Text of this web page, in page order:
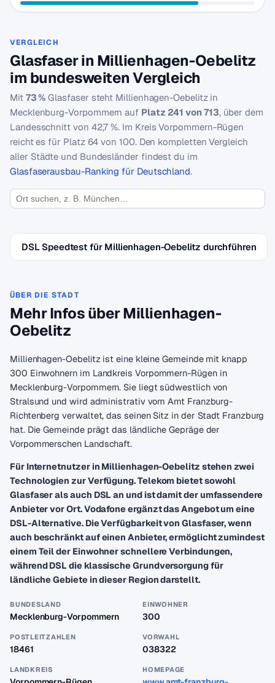
VERGLEICH
Glasfaser in Millienhagen-Oebelitz
im bundesweiten Vergleich
Mit 73 % Glasfaser steht Millienhagen-Oebelitz in
Mecklenburg-Vorpommern auf Platz 241 von 713, über dem
Landesschnitt von 42,7 %. Im Kreis Vorpommern-Rügen
reicht es für Platz 64 von 100. Den kompletten Vergleich
aller Städte und Bundesländer findest du im
Glasfaserausbau-Ranking für Deutschland.
DSL Speedtest für Millienhagen-Oebelitz durchführen
ÜBER DIE STADT
Mehr Infos über Millienhagen-
Oebelitz
Millienhagen-Oebelitz ist eine kleine Gemeinde mit knapp
300 Einwohnern im Landkreis Vorpommern-Rügen in
Mecklenburg-Vorpommern. Sie liegt südwestlich von
Stralsund und wird administrativ vom Amt Franzburg-
Richtenberg verwaltet, das seinen Sitz in der Stadt Franzburg
hat. Die Gemeinde prägt das ländliche Gepräge der
Vorpommerschen Landschaft.
Für Internetnutzer in Millienhagen-Oebelitz stehen zwei
Technologien zur Verfügung. Telekom bietet sowohl
Glasfaser als auch DSL an und ist damit der umfassendere
Anbieter vor Ort. Vodafone ergänzt das Angebot um eine
DSL-Alternative. Die Verfügbarkeit von Glasfaser, wenn
auch beschränkt auf einen Anbieter, ermöglicht zumindest
einem Teil der Einwohner schnellere Verbindungen,
während DSL die klassische Grundversorgung für
ländliche Gebiete in dieser Region darstellt.
BUNDESLAND
Mecklenburg-Vorpommern
EINWOHNER
300
POSTLEITZAHLEN
18461
VORWAHL
038322
LANDKREIS HOMEPAGE